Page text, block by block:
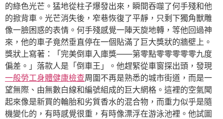
的綠色光芒。猛地從柱子爆發出來，瞬間吞噬了何手殘和他
的掀背車。光芒消失後，窄巷恢復了平靜，只剩下獨角獸雕
像一臉困惑的表情。何手殘感覺一陣天旋地轉，等他回過神
來，他的車子竟然垂直停在一個貼滿了巨大獎狀的牆壁上。
獎狀上寫著：「完美倒車入庫獎——第零點零零零零零九度
偏差。」落款人是「倒車王」。他趕緊從車窗探出頭，發現
一般勞工身體健康檢查周圍不再是熟悉的城市街道，而是一
望無際、由無數白線和編號組成的巨大網格。這裡的空氣聞
起來像是新買的輪胎和劣質香水的混合物，而重力似乎是隨
機變化的，有時感覺很重，有時像漂浮在游泳池裡。他試圖